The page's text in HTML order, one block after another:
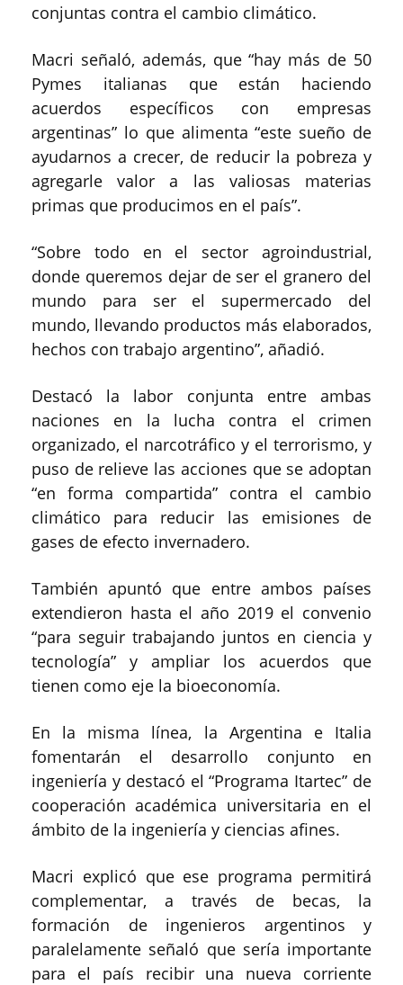
conjuntas contra el cambio climático.
Macri señaló, además, que “hay más de 50
Pymes italianas que están haciendo
acuerdos específicos con empresas
argentinas” lo que alimenta “este sueño de
ayudarnos a crecer, de reducir la pobreza y
agregarle valor a las valiosas materias
primas que producimos en el país”.
“Sobre todo en el sector agroindustrial,
donde queremos dejar de ser el granero del
mundo para ser el supermercado del
mundo, llevando productos más elaborados,
hechos con trabajo argentino”, añadió.
Destacó la labor conjunta entre ambas
naciones en la lucha contra el crimen
organizado, el narcotráfico y el terrorismo, y
puso de relieve las acciones que se adoptan
“en forma compartida” contra el cambio
climático para reducir las emisiones de
gases de efecto invernadero.
También apuntó que entre ambos países
extendieron hasta el año 2019 el convenio
“para seguir trabajando juntos en ciencia y
tecnología” y ampliar los acuerdos que
tienen como eje la bioeconomía.
En la misma línea, la Argentina e Italia
fomentarán el desarrollo conjunto en
ingeniería y destacó el “Programa Itartec” de
cooperación académica universitaria en el
ámbito de la ingeniería y ciencias afines.
Macri explicó que ese programa permitirá
complementar, a través de becas, la
formación de ingenieros argentinos y
paralelamente señaló que sería importante
para el país recibir una nueva corriente